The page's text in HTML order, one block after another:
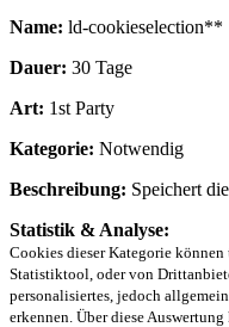
Name: ld-cookieselection**
Dauer: 30 Tage
Art: 1st Party
Kategorie: Notwendig
Beschreibung: Speichert
Statistik & Analyse:
Cookies dieser Kategorie können
Statistiktool, oder von
personalisiertes, jedoch
erkennen. Über diese